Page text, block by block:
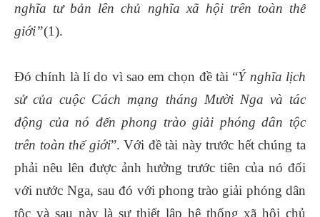
nghĩa tư bản lên chủ nghĩa xã hội trên toàn thế
giới”(1).
Đó chính là lí do vì sao em chọn đề tài “Ý nghĩa lịch
sử của cuộc Cách mạng tháng Mười Nga và tác
động của nó đến phong trào giải phóng dân tộc
trên toàn thế giới”. Với đề tài này trước hết chúng ta
phải nêu lên được ảnh hưởng trước tiên của nó đối
với nước Nga, sau đó với phong trào giải phóng dân
tộc và sau này là sự thiết lập hệ thống xã hội chủ